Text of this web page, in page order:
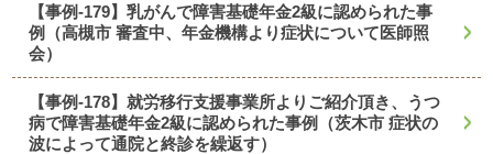
【事例-179】乳がんで障害基礎年金2級に認められた事
例（高槻市 審査中、年金機構より症状について医師照
会）
【事例-178】就労移行支援事業所よりご紹介頂き、うつ
病で障害基礎年金2級に認められた事例（茨木市 症状の
波によって通院と終診を繰返す）